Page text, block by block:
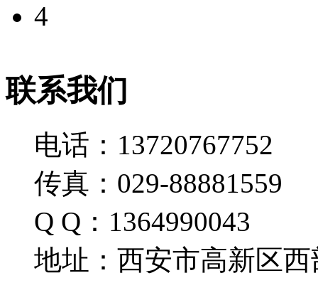
4
联系我们
电话：13720767752
传真：029-88881559
Q Q：1364990043
地址：西安市高新区西